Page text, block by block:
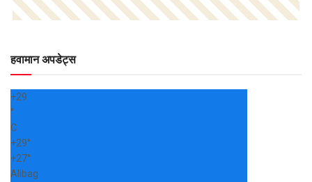
हवामान अपडेट्स
+29
°
C
+29°
+27°
Alibag